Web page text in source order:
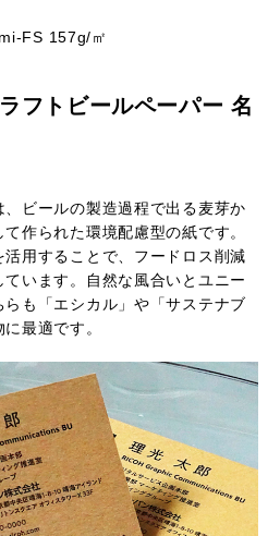
FS 157g/㎡
フトビールペーパー 名
ビールの製造過程で出る麦芽か
作られた環境配慮型の紙です。
用することで、フードロス削減
います。自然な風合いとユニー
も「エシカル」や「サステナブ
最適です。